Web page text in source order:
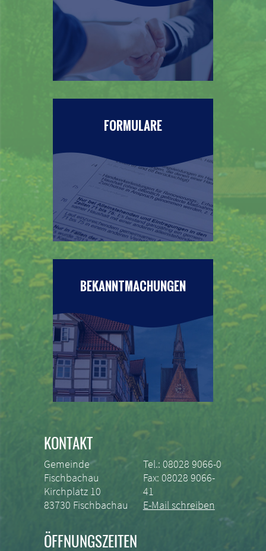
FORMULARE
BEKANNTMACHUNGEN
KONTAKT
Gemeinde
Fischbachau
Kirchplatz 10
83730 Fischbachau
Tel.: 08028 9066-0
Fax: 08028 9066-
41
E-Mail schreiben
ÖFFNUNGSZEITEN